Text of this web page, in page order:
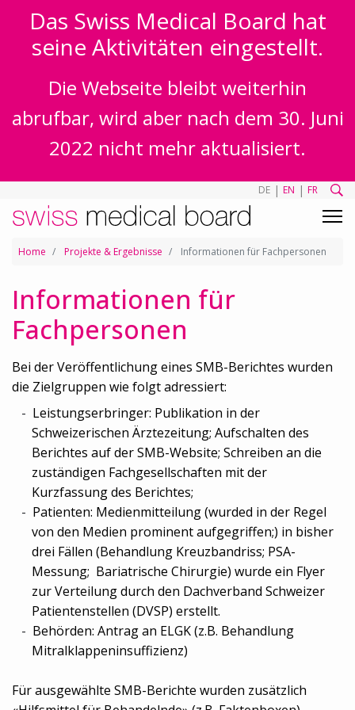
Das Swiss Medical Board hat
seine Aktivitäten eingestellt.
Die Webseite bleibt weiterhin
abrufbar, wird aber nach dem 30. Juni
2022 nicht mehr aktualisiert.
DE | EN | FR
Home Projekte & Ergebnisse Informationen für Fachpersonen
Informationen für
Fachpersonen
Bei der Veröffentlichung eines SMB-Berichtes wurden
die Zielgruppen wie folgt adressiert:
Leistungserbringer: Publikation in der
Schweizerischen Ärztezeitung; Aufschalten des
Berichtes auf der SMB-Website; Schreiben an die
zuständigen Fachgesellschaften mit der
Kurzfassung des Berichtes;
Patienten: Medienmitteilung (wurded in der Regel
von den Medien prominent aufgegriffen;) in bisher
drei Fällen (Behandlung Kreuzbandriss; PSA-
Messung; Bariatrische Chirurgie) wurde ein Flyer
zur Verteilung durch den Dachverband Schweizer
Patientenstellen (DVSP) erstellt.
Behörden: Antrag an ELGK (z.B. Behandlung
Mitralklappeninsuffizienz)
Für ausgewählte SMB-Berichte wurden zusätzlich